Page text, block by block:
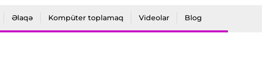
Əlaqə Kompüter toplamaq Videolar Blog